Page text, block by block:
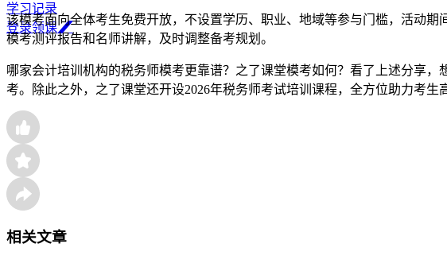
学习记录
登录领课
该模考面向全体考生免费开放，不设置学历、职业、地域等参与门槛，活动
模考测评报告和名师讲解，及时调整备考规划。
哪家会计培训机构的税务师模考更靠谱？之了课堂模考如何？看了上述分享
考。除此之外，之了课堂还开设2026年税务师考试培训课程，全方位助力考生
相关文章